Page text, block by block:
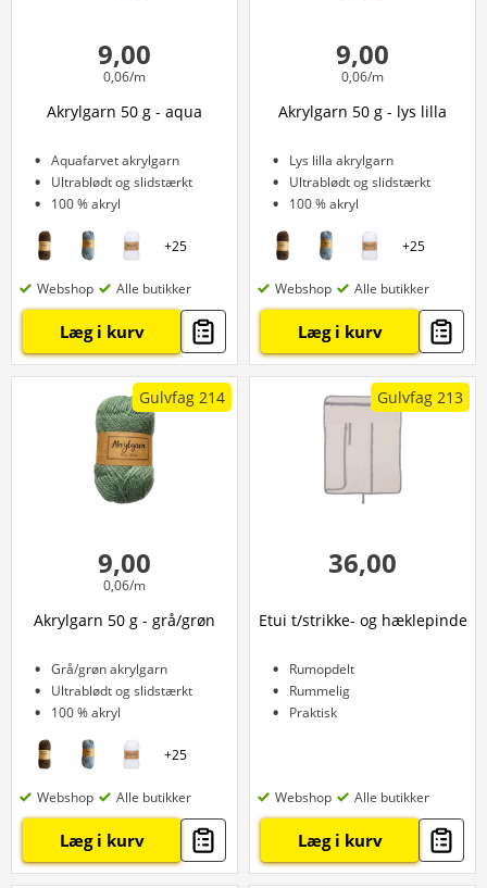
9,00
0,06/m
Akrylgarn 50 g - aqua
Aquafarvet akrylgarn
Ultrablødt og slidstærkt
100 % akryl
+25
Webshop Alle butikker
Læg i kurv
9,00
0,06/m
Akrylgarn 50 g - lys lilla
Lys lilla akrylgarn
Ultrablødt og slidstærkt
100 % akryl
+25
Webshop Alle butikker
Læg i kurv
Gulvfag 214
9,00
0,06/m
Akrylgarn 50 g - grå/grøn
Grå/grøn akrylgarn
Ultrablødt og slidstærkt
100 % akryl
+25
Webshop Alle butikker
Læg i kurv
Gulvfag 213
36,00
Etui t/strikke- og hæklepinde
Rumopdelt
Rummelig
Praktisk
Webshop Alle butikker
Læg i kurv